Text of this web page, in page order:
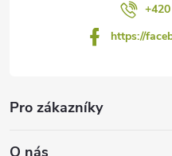
https://
Pro zákazníky